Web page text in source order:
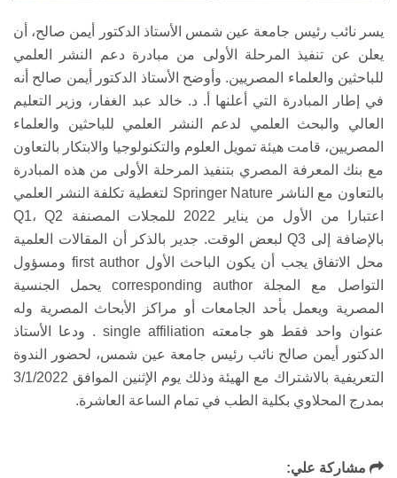
يسر نائب رئيس جامعة عين شمس الأستاذ الدكتور أيمن صالح، أن
يعلن عن تنفيذ المرحلة الأولى من مبادرة دعم النشر العلمي
للباحثين والعلماء المصريين. وأوضح الأستاذ الدكتور أيمن صالح أنه
في إطار المبادرة التي أعلنها أ. د. خالد عبد الغفار، وزير التعليم
العالي والبحث العلمي لدعم النشر العلمي للباحثين والعلماء
المصريين، قامت هيئة تمويل العلوم والتكنولوجيا والابتكار بالتعاون
مع بنك المعرفة المصري بتنفيذ المرحلة الأولى من هذه المبادرة
بالتعاون مع الناشر Springer Nature لتغطية تكلفة النشر العلمي
اعتبارا من الأول من يناير 2022 للمجلات المصنفة Q1، Q2
بالإضافة إلى Q3 لبعض الوقت. جدير بالذكر أن المقالات العلمية
محل الاتفاق يجب أن يكون الباحث الأول first author ومسؤول
التواصل مع المجلة corresponding author يحمل الجنسية
المصرية ويعمل بأحد الجامعات أو مراكز الأبحاث المصرية وله
عنوان واحد فقط هو جامعته single affiliation . ودعا الأستاذ
الدكتور أيمن صالح نائب رئيس جامعة عين شمس، لحضور الندوة
التعريفية بالاشتراك مع الهيئة وذلك يوم الإثنين الموافق 3/1/2022
بمدرج المحلاوي بكلية الطب في تمام الساعة العاشرة.
مشاركة علي: